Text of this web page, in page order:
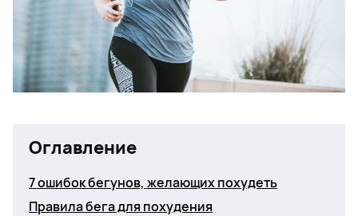
Оглавление
7 ошибок бегунов, желающих похудеть
Правила бега для похудения